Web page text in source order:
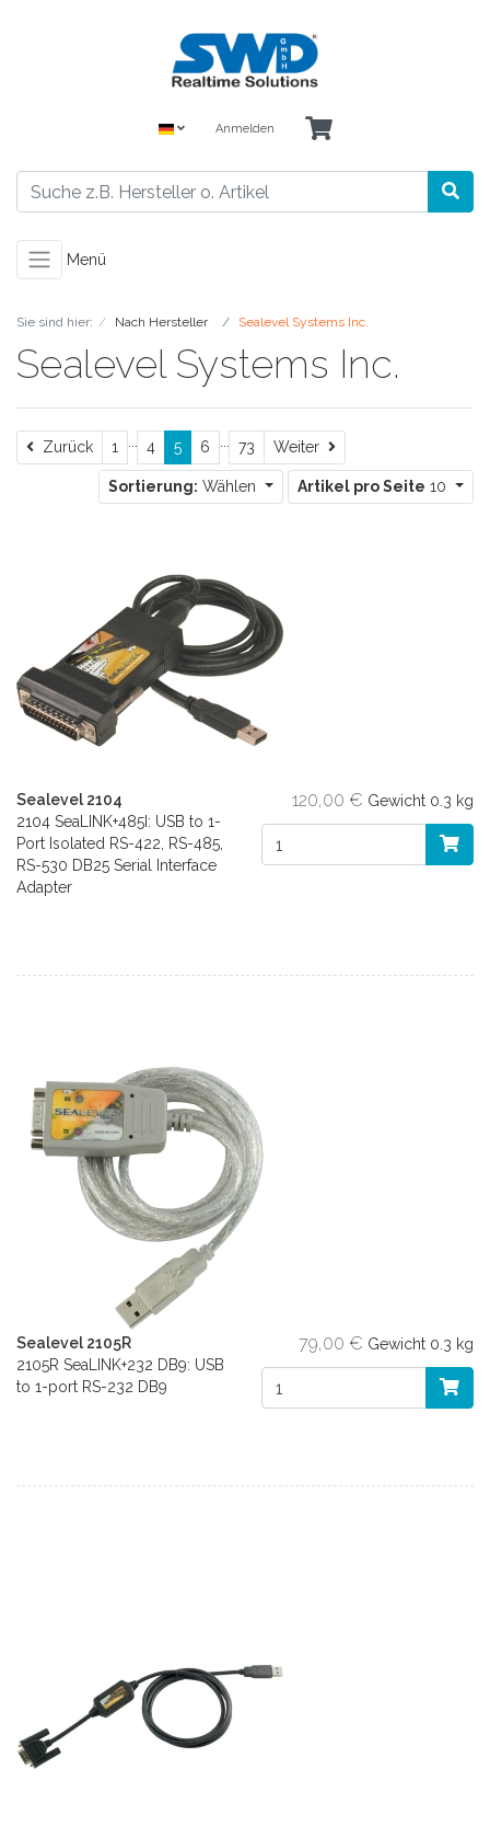
Anmelden
Menü
Sie sind hier: Nach Hersteller Sealevel Systems Inc.
Sealevel Systems Inc.
ZurückZurück
1 4 5 6 73 Weiter Weiter
Sortierung: Wählen Artikel pro Seite 10
Sealevel 2104
2104 SeaLINK+485I: USB to 1-
Port Isolated RS-422, RS-485,
RS-530 DB25 Serial Interface
Adapter
120,00 € Gewicht 0.3 kg
Sealevel 2105R
2105R SeaLINK+232 DB9: USB
to 1-port RS-232 DB9
79,00 € Gewicht 0.3 kg